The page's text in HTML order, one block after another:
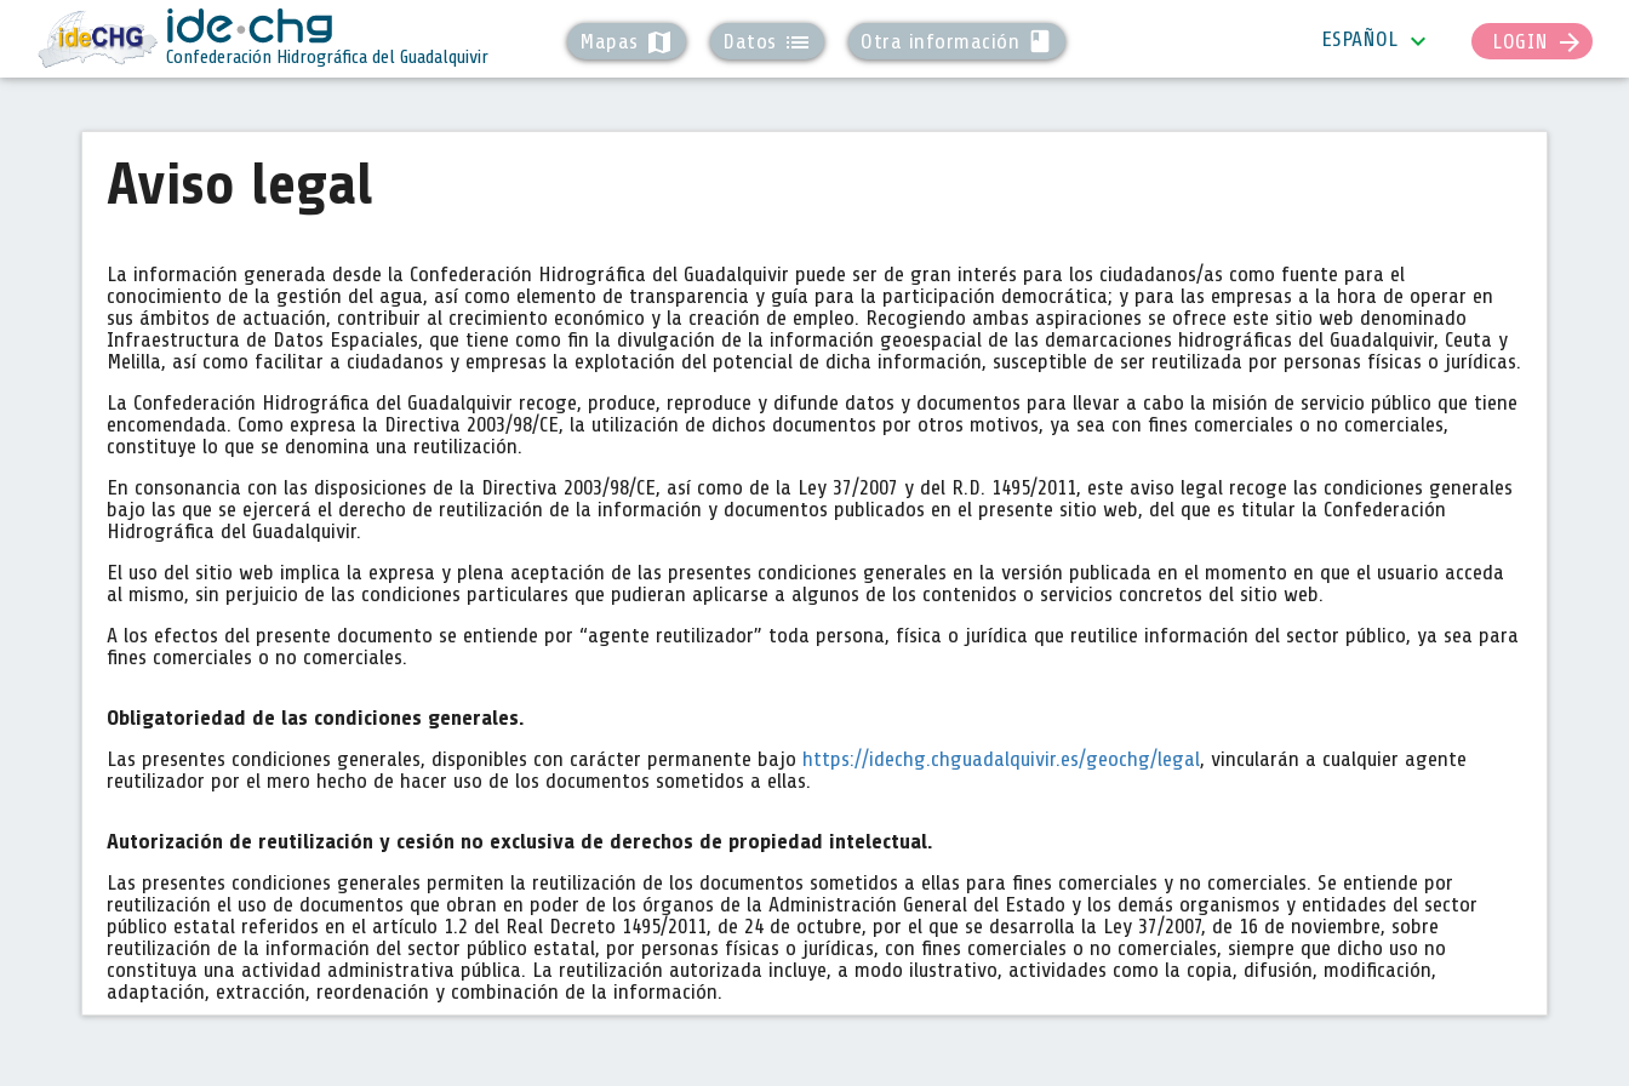
Confederación Hidrográfica del Guadalquivir
Mapas map Datos list Otra información class LOGIN arrow_forward
ESPAÑOL expand_more
Aviso legal
La información generada desde la Confederación Hidrográfica del Guadalquivir puede ser de gran interés para los ciudadanos/as como fuente para el
conocimiento de la gestión del agua, así como elemento de transparencia y guía para la participación democrática; y para las empresas a la hora de operar en
sus ámbitos de actuación, contribuir al crecimiento económico y la creación de empleo. Recogiendo ambas aspiraciones se ofrece este sitio web denominado
Infraestructura de Datos Espaciales, que tiene como fin la divulgación de la información geoespacial de las demarcaciones hidrográficas del Guadalquivir, Ceuta y
Melilla, así como facilitar a ciudadanos y empresas la explotación del potencial de dicha información, susceptible de ser reutilizada por personas físicas o jurídicas.
La Confederación Hidrográfica del Guadalquivir recoge, produce, reproduce y difunde datos y documentos para llevar a cabo la misión de servicio público que tiene
encomendada. Como expresa la Directiva 2003/98/CE, la utilización de dichos documentos por otros motivos, ya sea con fines comerciales o no comerciales,
constituye lo que se denomina una reutilización.
En consonancia con las disposiciones de la Directiva 2003/98/CE, así como de la Ley 37/2007 y del R.D. 1495/2011, este aviso legal recoge las condiciones generales
bajo las que se ejercerá el derecho de reutilización de la información y documentos publicados en el presente sitio web, del que es titular la Confederación
Hidrográfica del Guadalquivir.
El uso del sitio web implica la expresa y plena aceptación de las presentes condiciones generales en la versión publicada en el momento en que el usuario acceda
al mismo, sin perjuicio de las condiciones particulares que pudieran aplicarse a algunos de los contenidos o servicios concretos del sitio web.
A los efectos del presente documento se entiende por “agente reutilizador” toda persona, física o jurídica que reutilice información del sector público, ya sea para
fines comerciales o no comerciales.
Obligatoriedad de las condiciones generales.
Las presentes condiciones generales, disponibles con carácter permanente bajo https://idechg.chguadalquivir.es/geochg/legal, vincularán a cualquier agente
reutilizador por el mero hecho de hacer uso de los documentos sometidos a ellas.
Autorización de reutilización y cesión no exclusiva de derechos de propiedad intelectual.
Las presentes condiciones generales permiten la reutilización de los documentos sometidos a ellas para fines comerciales y no comerciales. Se entiende por
reutilización el uso de documentos que obran en poder de los órganos de la Administración General del Estado y los demás organismos y entidades del sector
público estatal referidos en el artículo 1.2 del Real Decreto 1495/2011, de 24 de octubre, por el que se desarrolla la Ley 37/2007, de 16 de noviembre, sobre
reutilización de la información del sector público estatal, por personas físicas o jurídicas, con fines comerciales o no comerciales, siempre que dicho uso no
constituya una actividad administrativa pública. La reutilización autorizada incluye, a modo ilustrativo, actividades como la copia, difusión, modificación,
adaptación, extracción, reordenación y combinación de la información.